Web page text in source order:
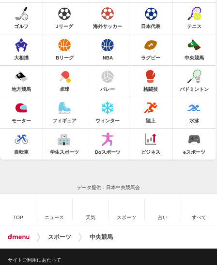
ゴルフ Jリーグ 海外サッカー 日本代表 テニス
大相撲 Bリーグ NBA ラグビー 中央競馬
地方競馬 卓球 バレー 格闘技 バドミントン
モーター フィギュア ウィンター 陸上 水泳
自転車 学生スポーツ Doスポーツ ビジネス eスポーツ
データ提供：日本中央競馬会
TOP ニュース 天気 スポーツ 占い すべて
スポーツ 中央競馬
サイトご利用にあたって